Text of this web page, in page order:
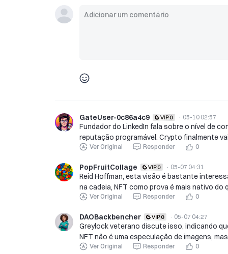
GateUser-0c86a4c9 · 05-10 02:57
Fundador do LinkedIn fala sobre o nível de
reputação programável. Crypto finalmente
Ver Original Responder 0
PopFruitCollage · 05-07 04:31
Reid Hoffman, esta visão é bastante
na cadeia, NFT como prova é mais nativo do
Ver Original Responder 0
DAOBackbencher · 05-07 04:27
Greylock veterano discute isso, indicando
NFT não é uma especulação de imagens,
Ver Original Responder 0